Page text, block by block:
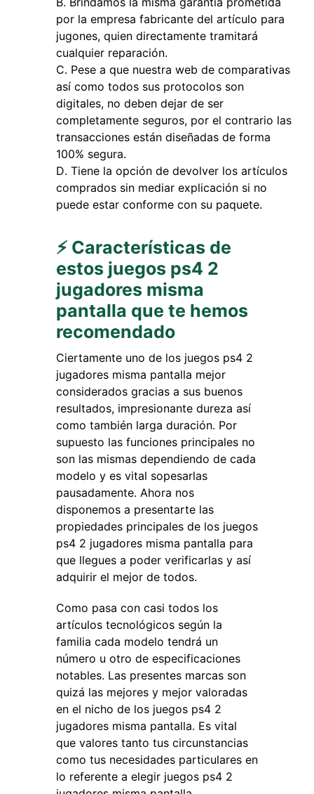
por la empresa fabricante del artículo para
jugones, quien directamente tramitará
cualquier reparación.
Pese a que nuestra web de comparativas
así como todos sus protocolos son
digitales, no deben dejar de ser
completamente seguros, por el contrario las
transacciones están diseñadas de forma
100% segura.
Tiene la opción de devolver los artículos
comprados sin mediar explicación si no
puede estar conforme con su paquete.
⚡ Características de
estos juegos ps4 2
jugadores misma
pantalla que te hemos
recomendado
Ciertamente uno de los juegos ps4 2
jugadores misma pantalla mejor
considerados gracias a sus buenos
resultados, impresionante dureza así
como también larga duración. Por
supuesto las funciones principales no
son las mismas dependiendo de cada
modelo y es vital sopesarlas
pausadamente. Ahora nos
disponemos a presentarte las
propiedades principales de los juegos
ps4 2 jugadores misma pantalla para
que llegues a poder verificarlas y así
adquirir el mejor de todos.
Como pasa con casi todos los
artículos tecnológicos según la
familia cada modelo tendrá un
número u otro de especificaciones
notables. Las presentes marcas son
quizá las mejores y mejor valoradas
en el nicho de los juegos ps4 2
jugadores misma pantalla. Es vital
que valores tanto tus circunstancias
como tus necesidades particulares en
lo referente a elegir juegos ps4 2